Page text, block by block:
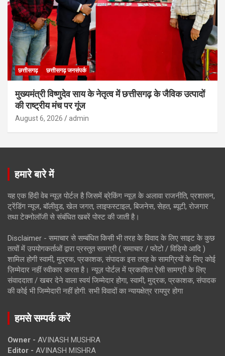
छत्तीसगढ़ छत्तीसगढ़ जनसंपर्क
मुख्यमंत्री विष्णुदेव साय के नेतृत्व में छत्तीसगढ़ के जैविक उत्पादों
की राष्ट्रीय मंच पर गूंज
August 6, 2026 admin
हमारे बारे में
यह एक हिंदी वेब न्यूज़ पोर्टल है जिसमें ब्रेकिंग न्यूज़ के अलावा राजनीति, प्रशासन,
ट्रेंडिंग न्यूज, बॉलीवुड, खेल जगत, लाइफस्टाइल, बिजनेस, सेहत, ब्यूटी, रोजगार
तथा टेक्नोलॉजी से संबंधित खबरें पोस्ट की जाती है।
Disclaimer - समाचार से सम्बंधित किसी भी तरह के विवाद के लिए साइट के कुछ
तत्वों में उपयोगकर्ताओं द्वारा प्रस्तुत सामग्री ( समाचार / फोटो / विडियो आदि )
शामिल होगी स्वामी, मुद्रक, प्रकाशक, संपादक इस तरह के सामग्रियों के लिए कोई
ज़िम्मेदार नहीं स्वीकार करता है। न्यूज़ पोर्टल में प्रकाशित ऐसी सामग्री के लिए
संवाददाता / खबर देने वाला स्वयं जिम्मेदार होगा, स्वामी, मुद्रक, प्रकाशक, संपादक
की कोई भी जिम्मेदारी नहीं होगी. सभी विवादों का न्यायक्षेत्र रायपुर होगा
हमसे सम्पर्क करें
Owner - AVINASH MUSHRA
Editor - AVINASH MISHRA